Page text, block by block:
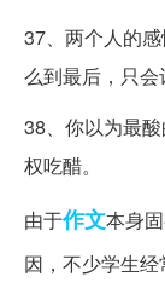
37、两个人的
么到最后，只
38、你以为最
权吃醋。
由于作文本身
因，不少学生